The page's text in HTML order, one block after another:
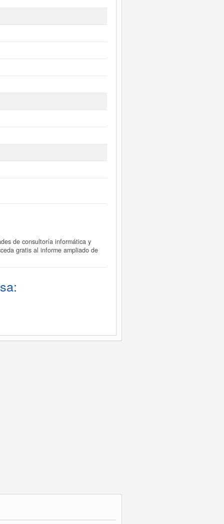
de consultoría informática y
gratis al informe ampliado de